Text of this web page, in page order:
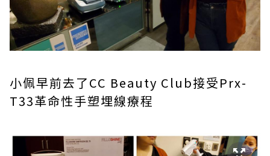
小佩早前去了CC Beauty Club接受Prx-
T33革命性手塑埋線療程